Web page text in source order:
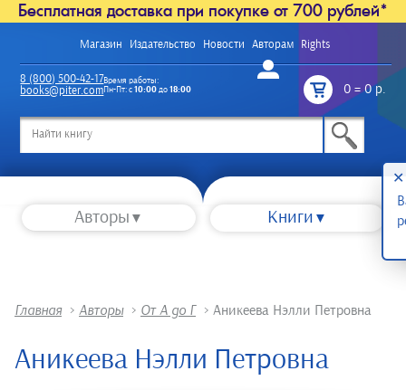
Бесплатная доставка при покупке от 700 рублей*
Магазин Издательство Новости Авторам Rights
Войти
0=0 р.
8 (800) 500-42-17
books@piter.com
Время работы:
Пн-Пт: с10:00до18:00
Авторы Книги
Главная > Авторы > От А до Г > Аникеева Нэлли Петровна
Аникеева Нэлли Петровна
✕